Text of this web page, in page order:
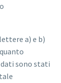
a) e b)
sono stati